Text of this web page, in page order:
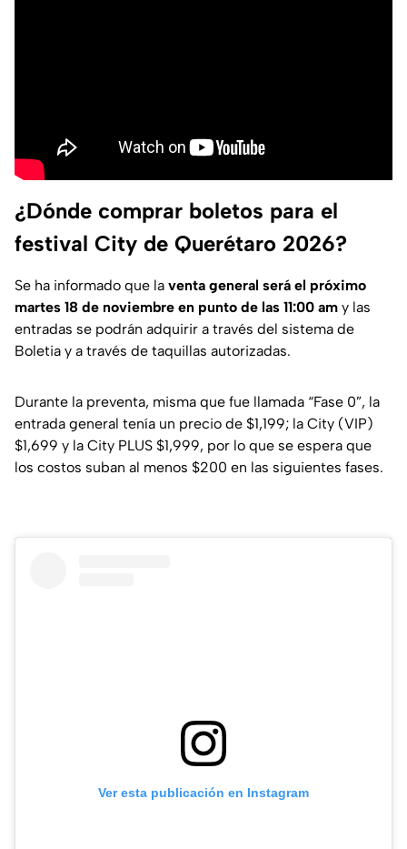
¿Dónde comprar boletos para el
festival City de Querétaro 2026?
Se ha informado que la venta general será el próximo
martes 18 de noviembre en punto de las 11:00 am y las
entradas se podrán adquirir a través del sistema de
Boletia y a través de taquillas autorizadas.
Durante la preventa, misma que fue llamada “Fase 0”, la
entrada general tenía un precio de $1,199; la City (VIP)
$1,699 y la City PLUS $1,999, por lo que se espera que
los costos suban al menos $200 en las siguientes fases.
Ver esta publicación en Instagram